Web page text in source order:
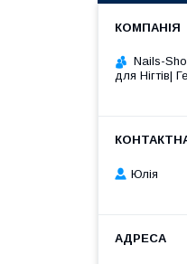
Nails-
для Нігтів|
Юлія